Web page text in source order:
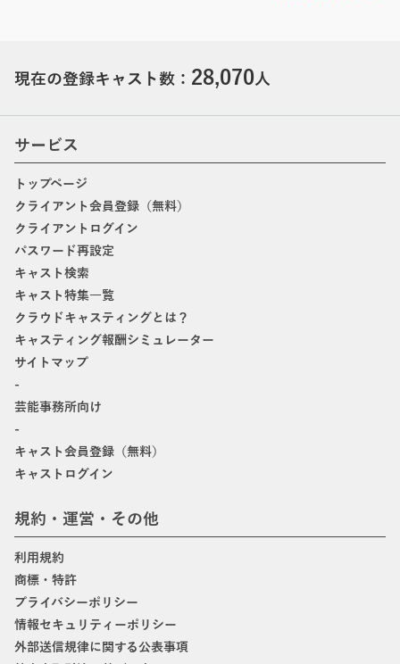
現在の登録キャスト数： 28,070人
サービス
トップページ
クライアント会員登録（無料）
クライアントログイン
パスワード再設定
キャスト検索
キャスト特集一覧
クラウドキャスティングとは？
キャスティング報酬シミュレーター
サイトマップ
-
芸能事務所向け
-
キャスト会員登録（無料）
キャストログイン
規約・運営・その他
利用規約
商標・特許
プライバシーポリシー
情報セキュリティーポリシー
外部送信規律に関する公表事項